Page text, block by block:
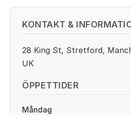
KONTAKT &
28 King St, Stretford,
UK
ÖPPETTIDER
Måndag